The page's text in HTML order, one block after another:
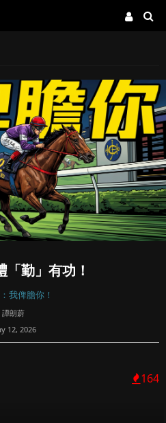
「勤」有功！
我俾膽你！
譚朗蔚
12, 2026
164